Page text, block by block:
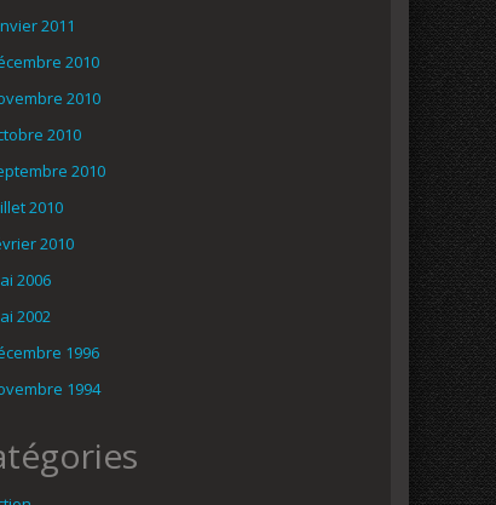
2011
2010
2010
2010
2010
2010
2010
2006
2002
1996
1994